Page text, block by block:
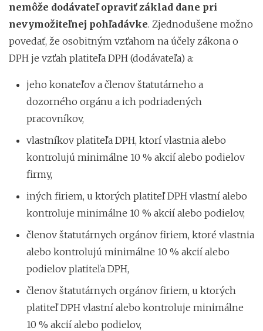
nemôže dodávateľ opraviť základ dane pri
nevymožiteľnej pohľadávke. Zjednodušene možno
povedať, že osobitným vzťahom na účely zákona o
DPH je vzťah platiteľa DPH (dodávateľa) a:
jeho konateľov a členov štatutárneho a
dozorného orgánu a ich podriadených
pracovníkov,
vlastníkov platiteľa DPH, ktorí vlastnia alebo
kontrolujú minimálne 10 % akcií alebo podielov
firmy,
iných firiem, u ktorých platiteľ DPH vlastní alebo
kontroluje minimálne 10 % akcií alebo podielov,
členov štatutárnych orgánov firiem, ktoré vlastnia
alebo kontrolujú minimálne 10 % akcií alebo
podielov platiteľa DPH,
členov štatutárnych orgánov firiem, u ktorých
platiteľ DPH vlastní alebo kontroluje minimálne
10 % akcií alebo podielov,